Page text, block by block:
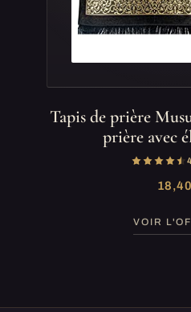
Tapis de prière
prière avec
VOIR